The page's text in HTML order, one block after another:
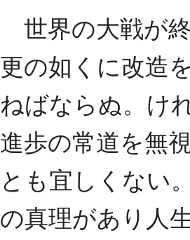
世界の大戦が
更の如くに改造
ねばならぬ。け
進歩の常道を無
とも宜しくない
の真理があり人